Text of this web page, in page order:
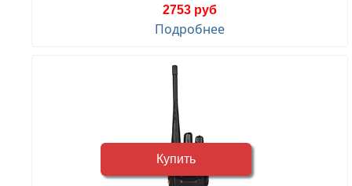
2753 руб
Подробнее
Купить